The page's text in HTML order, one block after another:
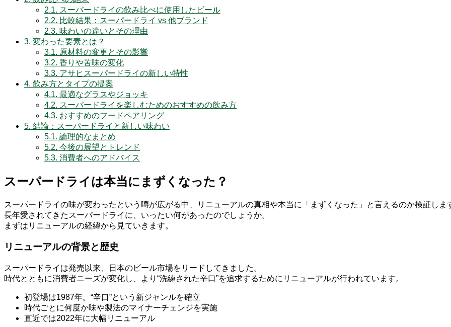
2.1. スーパードライの飲み比べに使用したビール
2.2. 比較結果：スーパードライ vs 他ブランド
2.3. 味わいの違いとその理由
3. 変わった要素とは？
3.1. 原材料の変更とその影響
3.2. 香りや苦味の変化
3.3. アサヒスーパードライの新しい特性
4. 飲み方とタイプの提案
4.1. 最適なグラスやジョッキ
4.2. スーパードライを楽しむためのおすすめの飲み方
4.3. おすすめのフードペアリング
5. 結論：スーパードライと新しい味わい
5.1. 論理的なまとめ
5.2. 今後の展望とトレンド
5.3. 消費者へのアドバイス
スーパードライは本当にまずくなった？
スーパードライの味が変わったという噂が広がる中、リニューアルの真相や本当に「まずくなった」と言えるのか検証しま
長年愛されてきたスーパードライに、いったい何があったのでしょうか。
まずはリニューアルの経緯から見ていきます。
リニューアルの背景と歴史
スーパードライは発売以来、日本のビール市場をリードしてきました。
時代とともに消費者ニーズが変化し、より“洗練された辛口”を追求するためにリニューアルが行われています。
初登場は1987年。“辛口”という新ジャンルを確立
時代ごとに何度か味や製法のマイナーチェンジを実施
直近では2022年に大幅リニューアル